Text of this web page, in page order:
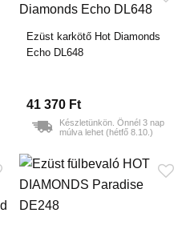
Ezüst karkötő Hot Diamonds
Echo DL648
41 370 Ft
Készletünkön. Önnél 3 nap
múlva lehet (hétfő 8.10.)